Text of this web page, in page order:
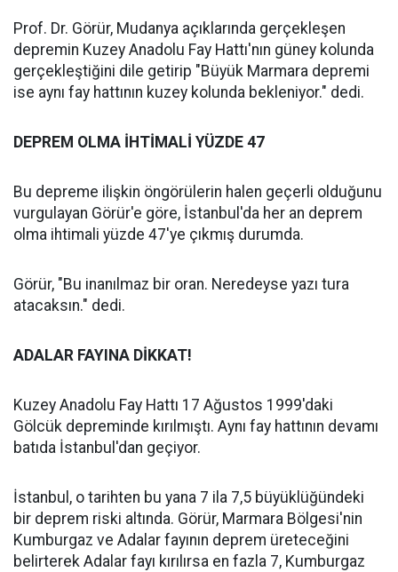
Prof. Dr. Görür, Mudanya açıklarında gerçekleşen
depremin Kuzey Anadolu Fay Hattı'nın güney kolunda
gerçekleştiğini dile getirip "Büyük Marmara depremi
ise aynı fay hattının kuzey kolunda bekleniyor." dedi.
DEPREM OLMA İHTİMALİ YÜZDE 47
Bu depreme ilişkin öngörülerin halen geçerli olduğunu
vurgulayan Görür'e göre, İstanbul'da her an deprem
olma ihtimali yüzde 47'ye çıkmış durumda.
Görür, "Bu inanılmaz bir oran. Neredeyse yazı tura
atacaksın." dedi.
ADALAR FAYINA DİKKAT!
Kuzey Anadolu Fay Hattı 17 Ağustos 1999'daki
Gölcük depreminde kırılmıştı. Aynı fay hattının devamı
batıda İstanbul'dan geçiyor.
İstanbul, o tarihten bu yana 7 ila 7,5 büyüklüğündeki
bir deprem riski altında. Görür, Marmara Bölgesi'nin
Kumburgaz ve Adalar fayının deprem üreteceğini
belirterek Adalar fayı kırılırsa en fazla 7, Kumburgaz